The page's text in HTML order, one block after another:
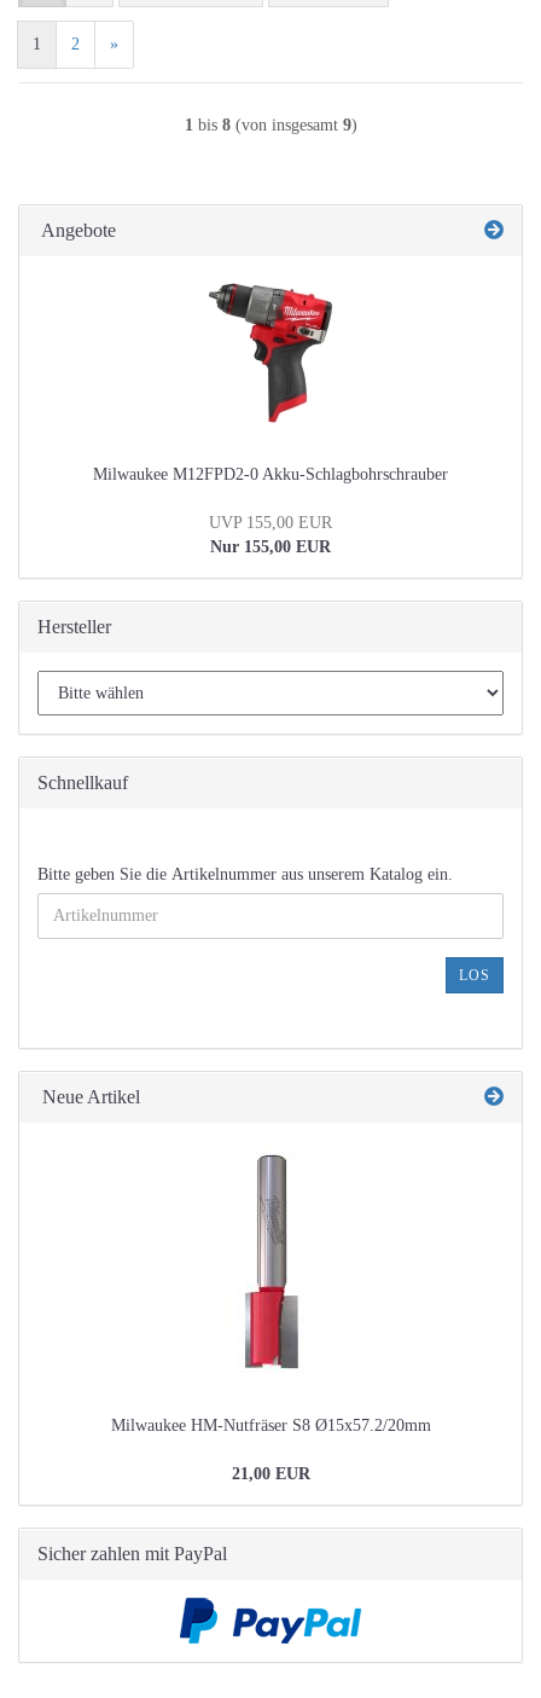
1 2 »
1bis 8(von insgesamt 9)
Angebote
Milwaukee M12FPD2-0 Akku-Schlagbohrschrauber
UVP 155,00 EUR
Nur 155,00 EUR
Hersteller
Schnellkauf
BITTE
GEBEN
SIE
EIN.
Bitte geben Sie die Artikelnummer aus unserem Katalog ein.
LOS
Neue Artikel
Milwaukee HM-Nutfräser S8 Ø15x57.2/20mm
21,00 EUR
Sicher zahlen mit PayPal